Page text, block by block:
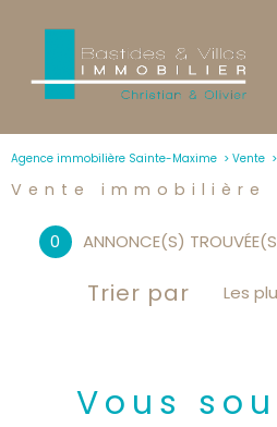
Agence immobilière Sainte-Maxime Vente
Vente immobilière
0 ANNONCE(S)
Trier par Les
Vous